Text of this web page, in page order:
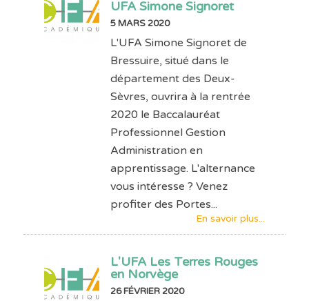
UFA Simone Signoret
5 MARS 2020
L'UFA Simone Signoret de
Bressuire, situé dans le
département des Deux-
Sèvres, ouvrira à la rentrée
2020 le Baccalauréat
Professionnel Gestion
Administration en
apprentissage. L'alternance
vous intéresse ? Venez
profiter des Portes...
En savoir plus...
L'UFA Les Terres Rouges
en Norvège
26 FÉVRIER 2020